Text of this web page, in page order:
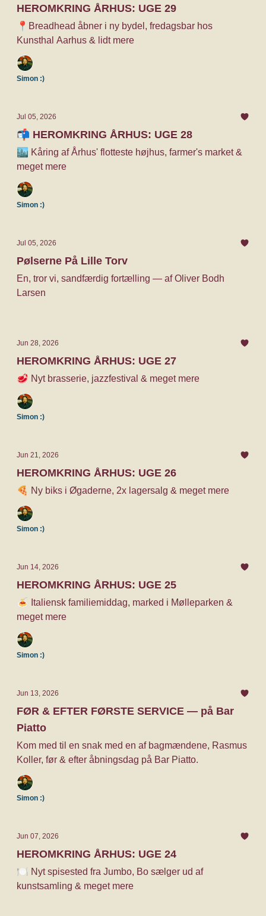
HEROMKRING ÅRHUS: UGE 29
📍Breadhead åbner i ny bydel, fredagsbar hos
Kunsthal Aarhus & lidt mere
Simon :)
Jul 05, 2026
📬 HEROMKRING ÅRHUS: UGE 28
🏙️ Kåring af Århus' flotteste højhus, farmer's market &
meget mere
Simon :)
Jul 05, 2026
Pølserne På Lille Torv
En, tror vi, sandfærdig fortælling — af Oliver Bodh
Larsen
Jun 28, 2026
HEROMKRING ÅRHUS: UGE 27
🥩 Nyt brasserie, jazzfestival & meget mere
Simon :)
Jun 21, 2026
HEROMKRING ÅRHUS: UGE 26
🍕 Ny biks i Øgaderne, 2x lagersalg & meget mere
Simon :)
Jun 14, 2026
HEROMKRING ÅRHUS: UGE 25
🍝 Italiensk familiemiddag, marked i Mølleparken &
meget mere
Simon :)
Jun 13, 2026
FØR & EFTER FØRSTE SERVICE — på Bar
Piatto
Kom med til en snak med en af bagmændene, Rasmus
Koller, før & efter åbningsdag på Bar Piatto.
Simon :)
Jun 07, 2026
HEROMKRING ÅRHUS: UGE 24
🍽️ Nyt spisested fra Jumbo, Bo sælger ud af
kunstsamling & meget mere